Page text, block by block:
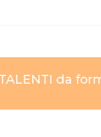
da